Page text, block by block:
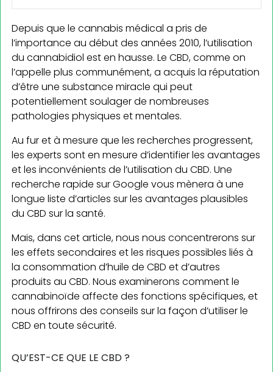
Depuis que le cannabis médical a pris de
l’importance au début des années 2010, l’utilisation
du cannabidiol est en hausse. Le CBD, comme on
l’appelle plus communément, a acquis la réputation
d’être une substance miracle qui peut
potentiellement soulager de nombreuses
pathologies physiques et mentales.
Au fur et à mesure que les recherches progressent,
les experts sont en mesure d’identifier les avantages
et les inconvénients de l’utilisation du CBD. Une
recherche rapide sur Google vous mènera à une
longue liste d’articles sur les avantages plausibles
du CBD sur la santé.
Mais, dans cet article, nous nous concentrerons sur
les effets secondaires et les risques possibles liés à
la consommation d’huile de CBD et d’autres
produits au CBD. Nous examinerons comment le
cannabinoïde affecte des fonctions spécifiques, et
nous offrirons des conseils sur la façon d’utiliser le
CBD en toute sécurité.
QU’EST-CE QUE LE CBD ?